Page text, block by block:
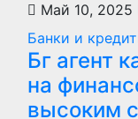
Май 10, 2025
Банки и
Бг агент
на
высоким